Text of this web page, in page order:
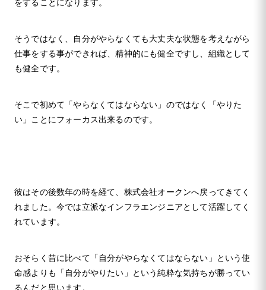
をすることになります。
そうではなく、自分がやらなくても大丈夫な状態を考えながら
仕事をする事ができれば、精神的にも健全ですし、組織として
も健全です。
そこで初めて「やらなくてはならない」のではなく「やりた
い」ことにフォーカス出来るのです。
彼はその後数年の時を経て、株式会社オークンへ戻ってきてく
れました。今では立派なインフラエンジニアとして活躍してく
れています。
おそらく昔に比べて「自分がやらなくてはならない」という使
命感よりも「自分がやりたい」という純粋な気持ちが勝ってい
るんだと思います。